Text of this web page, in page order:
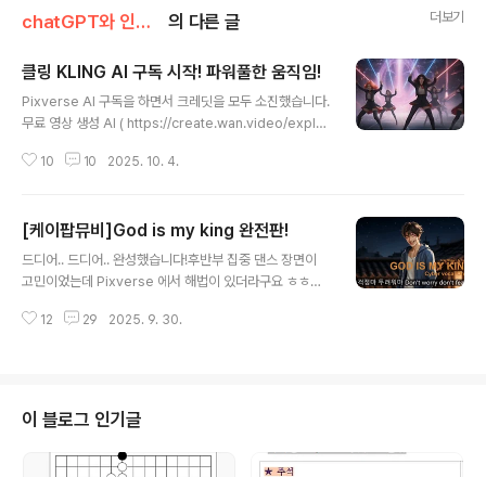
chatGPT와 인공지능AI 의 다른 글 더보기
클링 KLING AI 구독 시작! 파워풀한 움직임!
Pixverse AI 구독을 하면서 크레딧을 모두 소진했습니다.
무료 영상 생성 AI ( https://create.wan.video/explor
수가 없는데요.이번에는 어떤 AI를 사용해볼까 이것저것
제공합니다.https://app.klingai.com/global/ Kling A
I: Next-Gen AI Video & AI Image Generator app.
klingai.com무엇보다 파워풀한 동작이 마음에 든달까요?
한 다음,아래 준비한 사진을 넣고,여기도 이미지 투 비디오
10 10 2025. 10. 4.
[케이팝뮤비]God is my king 완전판!
드디어.. 드디어.. 완성했습니다!후반부 집중 댄스 장면이
고민이었는데 Pixverse 에서 해법이 있더라구요 ㅎㅎ아
PT에게 물어서 알아냈지요.첫 이미지도 나노바나나로 뽑
l choreography, synchronized energetic dance
routine, fantasy game illustration style, consiste
nt art style, not photorealistic, dramatic concert
12 29 2025. 9. 30.
이 블로그 인기글